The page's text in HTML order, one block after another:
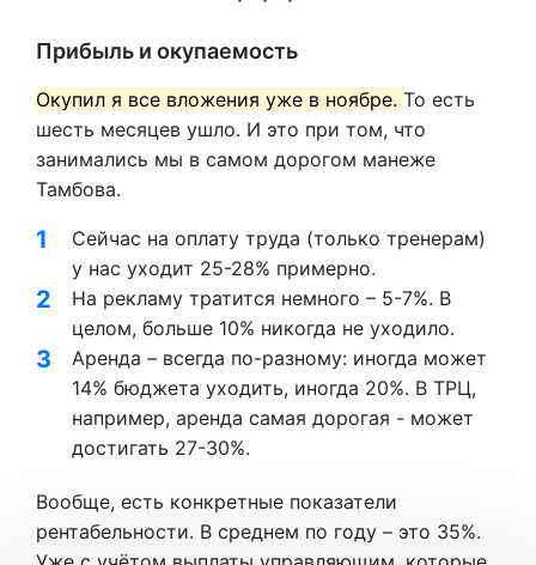
Прибыль и окупаемость
Окупил я все вложения уже в ноябре. То есть
шесть месяцев ушло. И это при том, что
занимались мы в самом дорогом манеже
Тамбова.
Сейчас на оплату труда (только тренерам)
у нас уходит 25-28% примерно.
На рекламу тратится немного – 5-7%. В
целом, больше 10% никогда не уходило.
Аренда – всегда по-разному: иногда может
14% бюджета уходить, иногда 20%. В ТРЦ,
например, аренда самая дорогая - может
достигать 27-30%.
Вообще, есть конкретные показатели
рентабельности. В среднем по году – это 35%.